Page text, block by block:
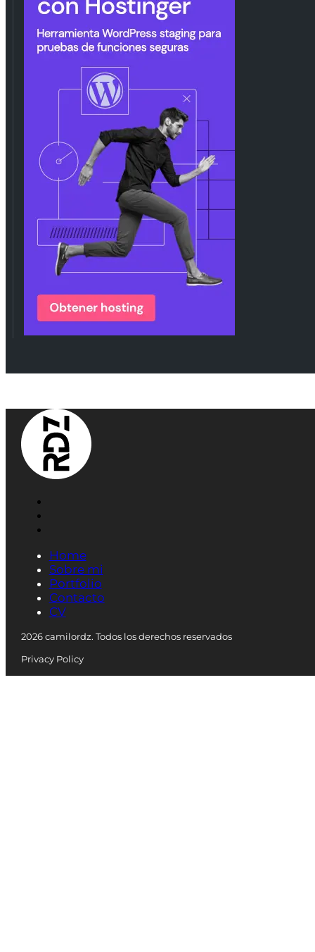
Home
Sobre mi
Portfolio
Contacto
CV
2026 camilordz. Todos los derechos reservados
Privacy Policy